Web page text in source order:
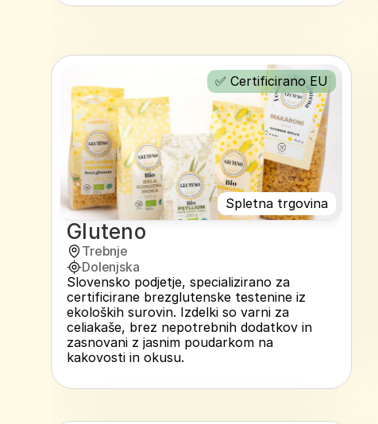
Spletna trgovina
✅ Certificirano EU
Gluteno
Trebnje
Dolenjska
Slovensko podjetje, specializirano za
certificirane brezglutenske testenine iz
ekoloških surovin. Izdelki so varni za
celiakaše, brez nepotrebnih dodatkov in
zasnovani z jasnim poudarkom na
kakovosti in okusu.